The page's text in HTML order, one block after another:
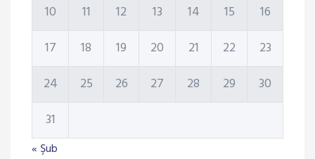
10
11 12 13 14 15
16
17
18 19 20 21 22
23
24
25 26 27 28 29
30
31
« Şub